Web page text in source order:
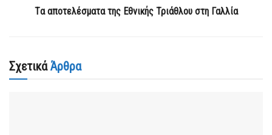
Tα αποτελέσματα της Εθνικής Τριάθλου στη Γαλλία
ΣχετικάΆρθρα